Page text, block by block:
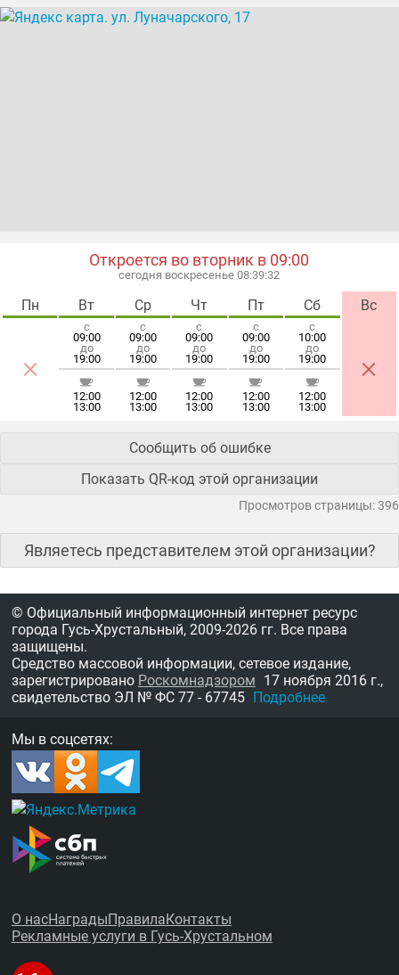
Откроется во вторник в 09:00
сегодня воскресенье 08:39:33
Пн
×
Вт
с
09:00
до
19:00
12:00
13:00
Ср
с
09:00
до
19:00
12:00
13:00
Чт
с
09:00
до
19:00
12:00
13:00
Пт
с
09:00
до
19:00
12:00
13:00
Сб
с
10:00
до
19:00
12:00
13:00
Вс
×
Сообщить об ошибке
Показать QR-код этой организации
Просмотров страницы: 396
Являетесь представителем этой организации?
© Официальный информационный интернет ресурс
города Гусь-Хрустальный, 2009-2026 гг. Все права
защищены.
Средство массовой информации, сетевое издание,
зарегистрировано Роскомнадзором 17 ноября 2016 г.,
свидетельство ЭЛ № ФС 77 - 67745 Подробнее
Мы в соцсетях:
О насНаграды Правила Контакты
Рекламные услуги в Гусь-Хрустальном